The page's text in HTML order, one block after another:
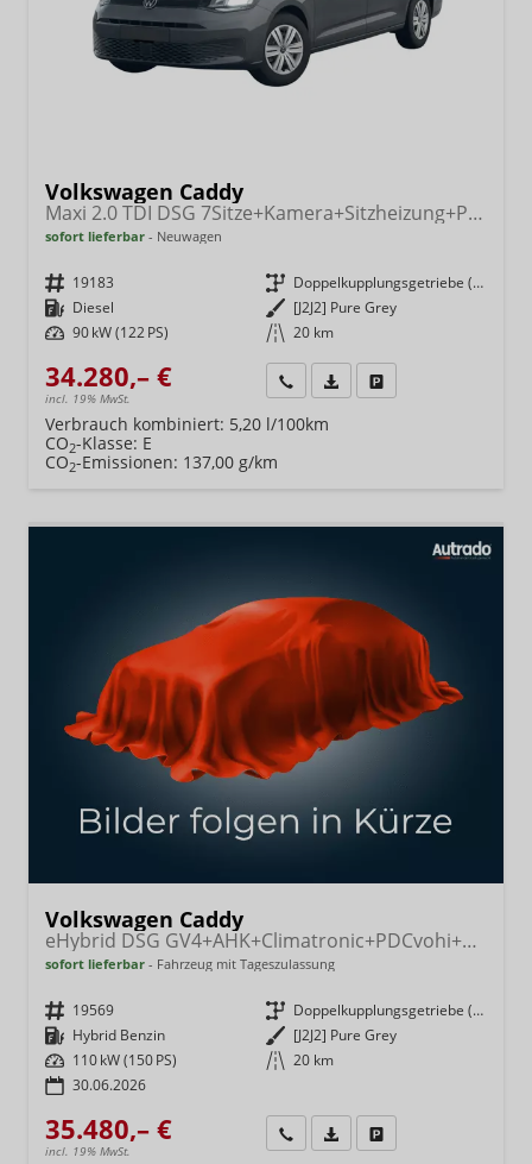
Volkswagen Caddy
Maxi 2.0 TDI DSG 7Sitze+Kamera+Sitzheizung+PDC vo+hi+ACC+Climatronic
sofort lieferbar Neuwagen
Fahrzeugnr. 19183 Getriebe
Doppelkupplungsgetriebe (DSG)
Kraftstoff Diesel Außenfarbe [J2J2] Pure Grey
Leistung 90 kW (122 PS) Kilometerstand 20 km
34.280,– €
incl. 19% MwSt.
Wir rufen Sie anFahrzeugexposé (PDF)
Verbrauch kombiniert: 5,20 l/100km
CO2-Klasse: E
CO2-Emissionen: 137,00 g/km
Volkswagen Caddy
eHybrid DSG GV4+AHK+Climatronic+PDCvohi+Cam+Regensens.+AppConnect
sofort lieferbar Fahrzeug mit Tageszulassung
Fahrzeugnr. 19569 Getriebe
Doppelkupplungsgetriebe (DSG)
Kraftstoff Hybrid Benzin Außenfarbe [J2J2] Pure Grey
Leistung 110 kW (150 PS) Kilometerstand 20 km
30.06.2026
35.480,– €
incl. 19% MwSt.
Wir rufen Sie anFahrzeugexposé (PDF)